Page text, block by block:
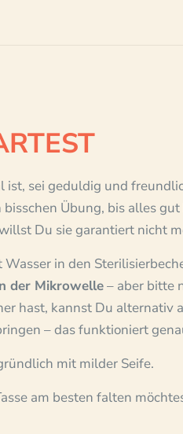
ist, sei geduldig und
Übung, bis alles
Du sie garantiert nicht
in den
der Mikrowelle– aber bitte
hast, kannst Du
– das funktioniert
mit milder Seife.
am besten falten